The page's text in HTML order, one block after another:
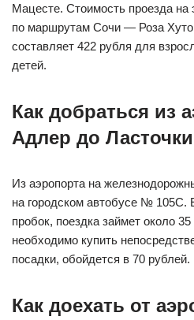
Мацесте. Стоимость проезда
по маршрутам Сочи — Роза
составляет 422 рубля для
детей.
Как добраться из
Адлер до Ласточки
Из аэропорта на
на городском автобусе № 105С.
пробок, поездка займет около
необходимо купить
посадки, обойдется в 70 рублей.
Как доехать от